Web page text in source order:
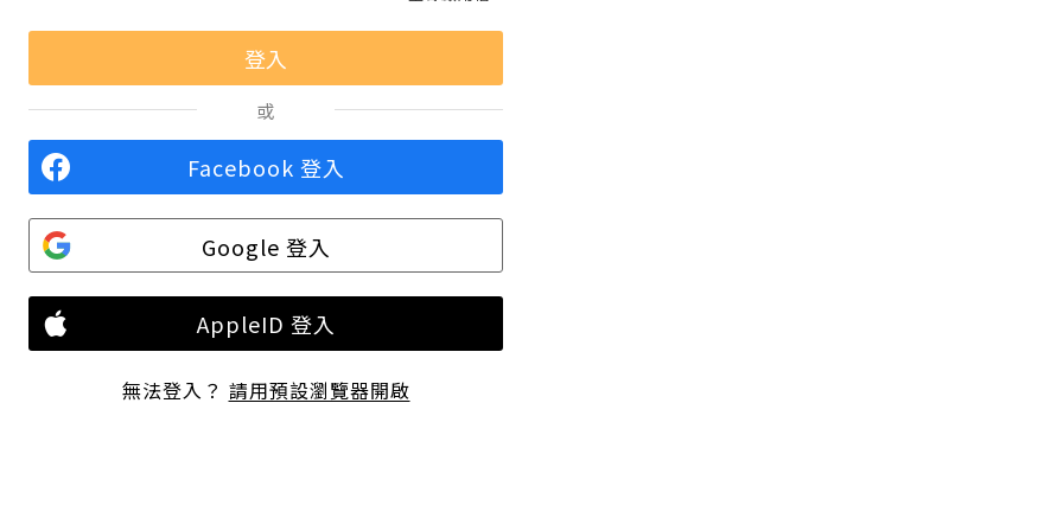
或
Facebook 登入
Google 登入
AppleID 登入
無法登入？ 請用預設瀏覽器開啟